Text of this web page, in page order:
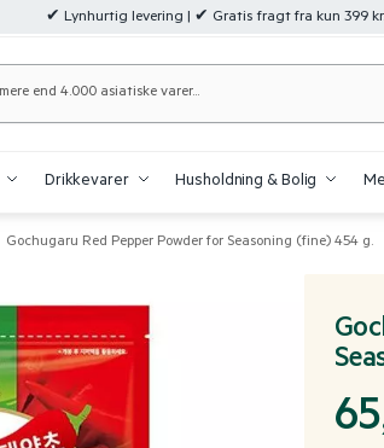
✔ Lynhurtig levering | ✔ Gratis fragt fra kun 399
Drikkevarer Husholdning & Bolig
Gochugaru Red Pepper Powder for Seasoning (fine) 454 g.